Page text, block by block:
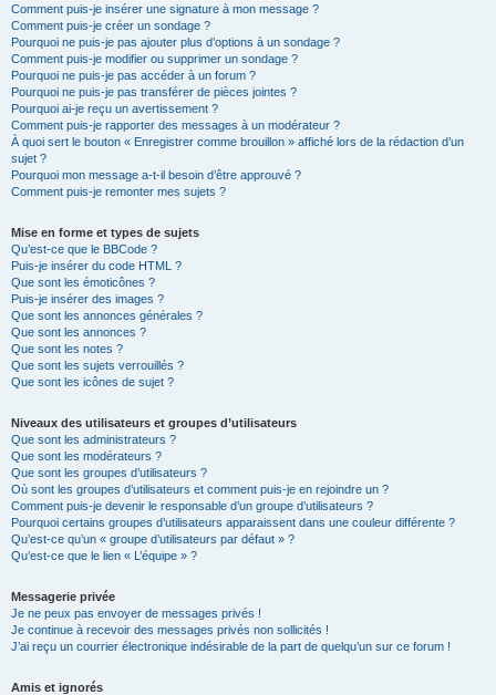
Comment puis-je insérer une signature à mon message ?
Comment puis-je créer un sondage ?
Pourquoi ne puis-je pas ajouter plus d’options à un sondage ?
Comment puis-je modifier ou supprimer un sondage ?
Pourquoi ne puis-je pas accéder à un forum ?
Pourquoi ne puis-je pas transférer de pièces jointes ?
Pourquoi ai-je reçu un avertissement ?
Comment puis-je rapporter des messages à un modérateur ?
À quoi sert le bouton « Enregistrer comme brouillon » affiché lors de la rédaction d’un
sujet ?
Pourquoi mon message a-t-il besoin d’être approuvé ?
Comment puis-je remonter mes sujets ?
Mise en forme et types de sujets
Qu’est-ce que le BBCode ?
Puis-je insérer du code HTML ?
Que sont les émoticônes ?
Puis-je insérer des images ?
Que sont les annonces générales ?
Que sont les annonces ?
Que sont les notes ?
Que sont les sujets verrouillés ?
Que sont les icônes de sujet ?
Niveaux des utilisateurs et groupes d’utilisateurs
Que sont les administrateurs ?
Que sont les modérateurs ?
Que sont les groupes d’utilisateurs ?
Où sont les groupes d’utilisateurs et comment puis-je en rejoindre un ?
Comment puis-je devenir le responsable d’un groupe d’utilisateurs ?
Pourquoi certains groupes d’utilisateurs apparaissent dans une couleur différente ?
Qu’est-ce qu’un « groupe d’utilisateurs par défaut » ?
Qu’est-ce que le lien « L’équipe » ?
Messagerie privée
Je ne peux pas envoyer de messages privés !
Je continue à recevoir des messages privés non sollicités !
J’ai reçu un courrier électronique indésirable de la part de quelqu’un sur ce forum !
Amis et ignorés